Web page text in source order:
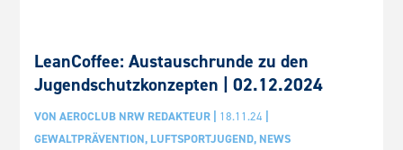
LeanCoffee: Austauschrunde zu den
Jugendschutzkonzepten | 02.12.2024
VONAEROCLUB NRW REDAKTEUR 18.11.24
GEWALTPRÄVENTION, LUFTSPORTJUGEND, NEWS